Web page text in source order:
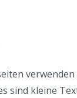
sind kleine
Maps immer